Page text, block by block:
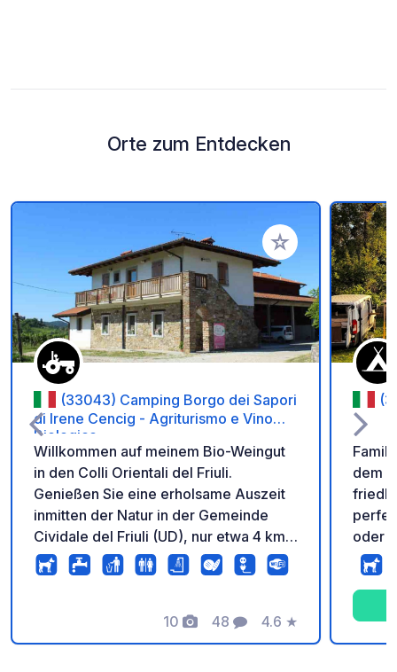
Orte zum Entdecken
Zu Ihren Favoriten
(33043) Camping Borgo dei Sapori
di Irene Cencig - Agriturismo e Vino
Biologico
Willkommen auf meinem Bio-Weingut
in den Colli Orientali del Friuli.
Genießen Sie eine erholsame Auszeit
inmitten der Natur in der Gemeinde
Cividale del Friuli (UD), nur etwa 4 km
vom historischen Zentrum unseres
UNESCO-Weltkulturerbes entfernt. Zu
Borgo dei Sapori, wo Sie meine Weine
verkosten, frühstücken, essen und Bio-
10
Fotos
48
Kommentare
4.6
Bewertung
★
dem
oder
willkommen.